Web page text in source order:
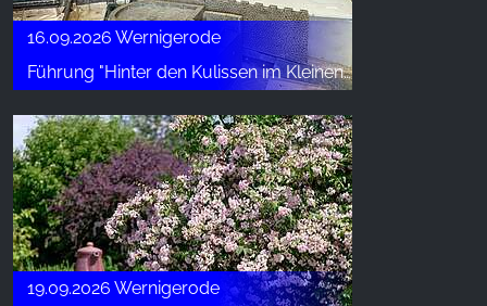
16.09.2026 Wernigerode
Führung "Hinter den Kulissen im Kleinen Harz" (4)
19.09.2026 Wernigerode